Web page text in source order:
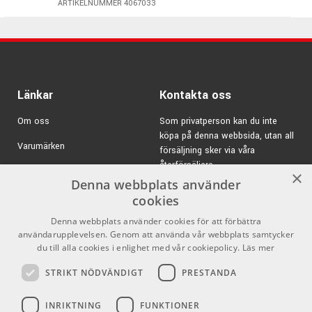
Funktioner
SONIClear™ Bearing Edge
Low-Contact bastrumsklossar
TH676 dubbel tomhållare (inkluderad)
Färg: Black Onyx Burst
Ljudkaraktär: fokuserat, tonalt och responsivt
Ingår även: Armory Tomahawk virveltrumma
Storlek: 14"x5.5"
1 mm skal i rostfritt stål
Rundad 45° bearing edge
Bomstativ
ARTIKELNUMMER 4067033
Länkar
Om oss
Varumärken
Försäljningsvillkor
Inlogg för återförsäljare
Kontakta oss
Som privatperson kan du inte
köpa på denna webbsida, utan all
försäljning sker via våra
återförsäljare.
E-post:info@emnordic.se
Pro Audio Sociala medier
×
Denna webbplats använder
cookies
Denna webbplats använder cookies för att förbättra
användarupplevelsen. Genom att använda vår webbplats samtycker
du till alla cookies i enlighet med vår cookiepolicy. Läs mer
STRIKT NÖDVÄNDIGT PRESTANDA
INRIKTNING FUNKTIONER